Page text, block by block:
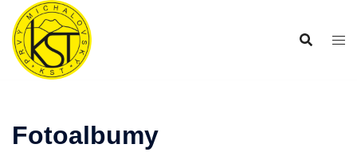
Preskočiť
obsah
Fotoalbumy